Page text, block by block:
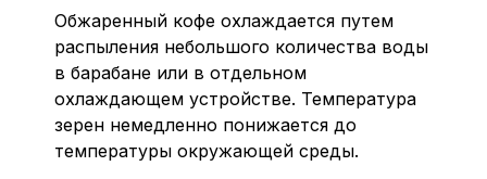
Обжаренный кофе охлаждается путем
распыления небольшого количества воды
в барабане или в отдельном
охлаждающем устройстве. Температура
зерен немедленно понижается до
температуры окружающей среды.